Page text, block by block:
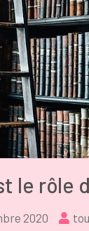
le rôle
2020